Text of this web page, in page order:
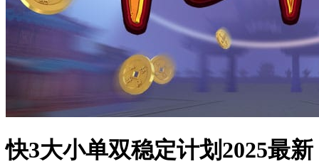
快3大小单双稳定计划2025最新